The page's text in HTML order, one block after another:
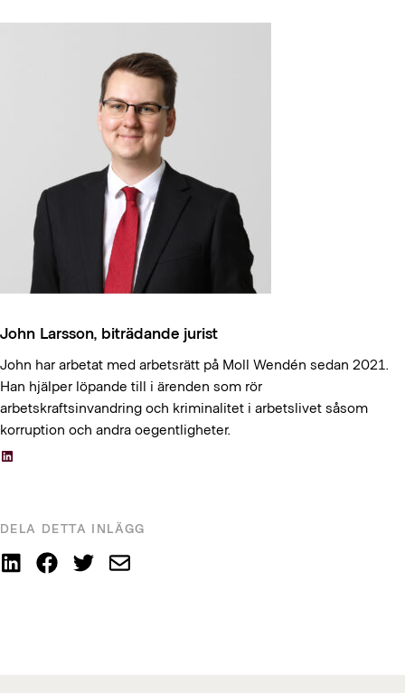
DELA DETTA INLÄGG
John Larsson, biträdande jurist
John har arbetat med arbetsrätt på Moll Wendén sedan 2021.
Han hjälper löpande till i ärenden som rör
arbetskraftsinvandring och kriminalitet i arbetslivet såsom
korruption och andra oegentligheter.
LinkedIn